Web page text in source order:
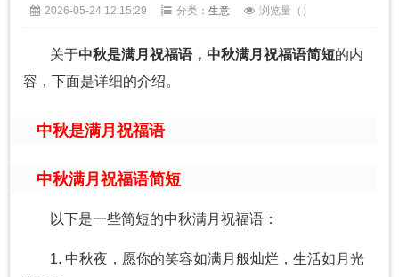
2026-05-24 12:15:29 分类： 生意 浏览量（ ）
关于中秋是满月祝福语，中秋满月祝福语简短的内
容，下面是详细的介绍。
中秋是满月祝福语
中秋满月祝福语简短
以下是一些简短的中秋满月祝福语：
1. 中秋夜，愿你的笑容如满月般灿烂，生活如月光